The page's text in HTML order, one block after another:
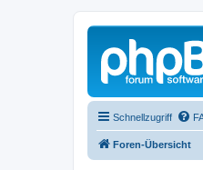
Schnellzugriff
Foren-Übersicht